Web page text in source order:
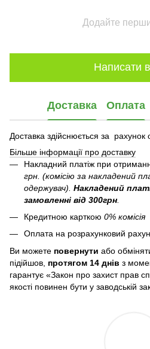
Додайте
Написати
Доставка Оплата
Доставка здійснюється за рахунок
Більше інформації про доставку
Накладний платіж при
грн. (комісію за накладений
одержувач). Накладений
замовленні від 300грн
Кредитною карткою 0% комісія
Оплата на розрахунковий
Ви можете повернути або
підійшов, протягом 14 днів з
гарантує «Закон про захист прав
якості повинен бути у заводській